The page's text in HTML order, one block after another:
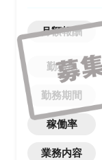
月額報酬
勤務地
勤務期間
稼働率
業務内容